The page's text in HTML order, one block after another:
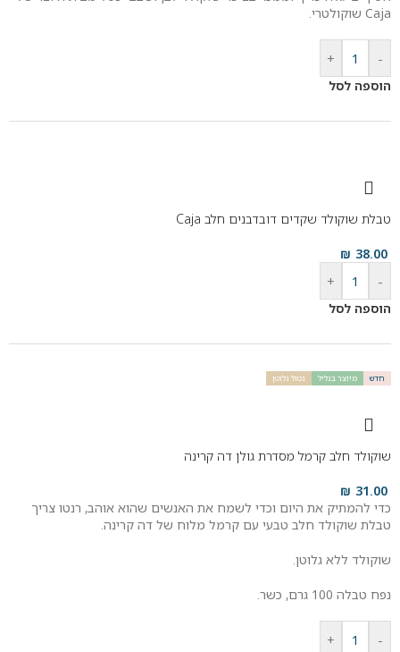
Caja שוקולטרי.
-
+
הוספה לסל
טבלת שוקולד שקדים דובדבנים חלב Caja
38.00
₪
-
+
הוספה לסל
חדש מיוצר בגליל נטול גלוטן
שוקולד חלב קרמל מסדרת גולן דה קרינה
31.00
₪
כדי להמתיק את היום וכדי לשמח את האנשים שהוא אוהב, רנטו צריך
טבלת שוקולד חלב טבעי עם קרמל מלוח של דה קרינה.
שוקולד ללא גלוטן.
נפח טבלה 100 גרם, כשר.
-
+